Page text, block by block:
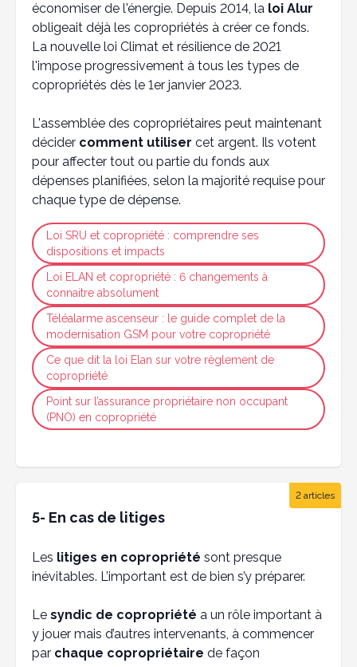
économiser de l'énergie. Depuis 2014, la loi Alur
obligeait déjà les copropriétés à créer ce fonds.
La nouvelle loi Climat et résilience de 2021
l'impose progressivement à tous les types de
copropriétés dès le 1er janvier 2023.
L'assemblée des copropriétaires peut maintenant
décider comment utiliser cet argent. Ils votent
pour affecter tout ou partie du fonds aux
dépenses planifiées, selon la majorité requise pour
chaque type de dépense.
Loi SRU et copropriété : comprendre ses
dispositions et impacts
Loi ELAN et copropriété : 6 changements à
connaitre absolument
Téléalarme ascenseur : le guide complet de la
modernisation GSM pour votre copropriété
Ce que dit la loi Elan sur votre règlement de
copropriété
Point sur l’assurance propriétaire non occupant
(PNO) en copropriété
2 articles
5- En cas de litiges
Les litiges en copropriété sont presque
inévitables. L’important est de bien s’y préparer.
Le syndic de copropriété a un rôle important à
y jouer mais d’autres intervenants, à commencer
par chaque copropriétaire de façon